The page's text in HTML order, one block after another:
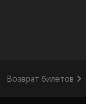
Возврат билетов